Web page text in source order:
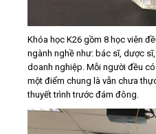
Khóa học K26 gồm 8 học viên
ngành nghề như: bác sĩ, dược
doanh nghiệp. Mỗi người đều
một điểm chung là vẫn chưa
thuyết trình trước đám đông.